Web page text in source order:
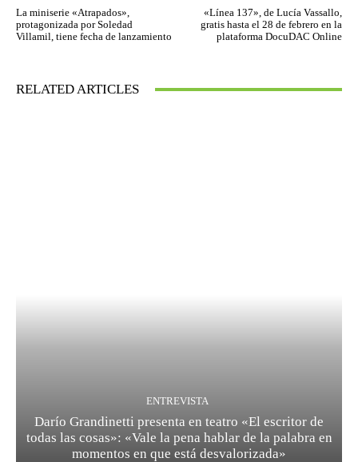
La miniserie «Atrapados»,
protagonizada por Soledad
Villamil, tiene fecha de lanzamiento
«Línea 137», de Lucía Vassallo,
gratis hasta el 28 de febrero en la
plataforma DocuDAC Online
RELATED ARTICLES
ENTREVISTA
Darío Grandinetti presenta en teatro «El escritor de
todas las cosas»: «Vale la pena hablar de la palabra en
momentos en que está desvalorizada»